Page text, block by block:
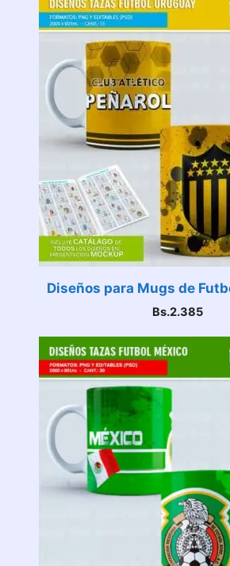
Diseños para Mugs de
Bs.2.385